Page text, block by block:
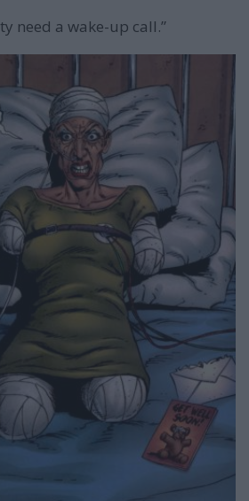
need a wake-up call.”